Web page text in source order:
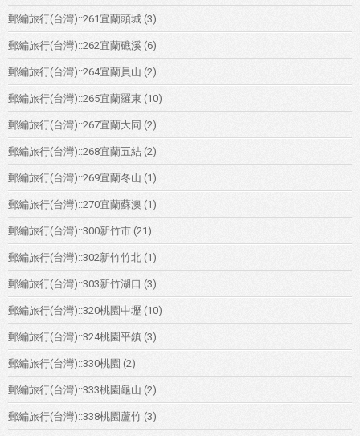
郵編旅行(台灣)::261宜蘭頭城 (3)
郵編旅行(台灣)::262宜蘭礁溪 (6)
郵編旅行(台灣)::264宜蘭員山 (2)
郵編旅行(台灣)::265宜蘭羅東 (10)
郵編旅行(台灣)::267宜蘭大同 (2)
郵編旅行(台灣)::268宜蘭五結 (2)
郵編旅行(台灣)::269宜蘭冬山 (1)
郵編旅行(台灣)::270宜蘭蘇澳 (1)
郵編旅行(台灣)::300新竹市 (21)
郵編旅行(台灣)::302新竹竹北 (1)
郵編旅行(台灣)::303新竹湖口 (3)
郵編旅行(台灣)::320桃園中壢 (10)
郵編旅行(台灣)::324桃園平鎮 (3)
郵編旅行(台灣)::330桃園 (2)
郵編旅行(台灣)::333桃園龜山 (2)
郵編旅行(台灣)::338桃園蘆竹 (3)